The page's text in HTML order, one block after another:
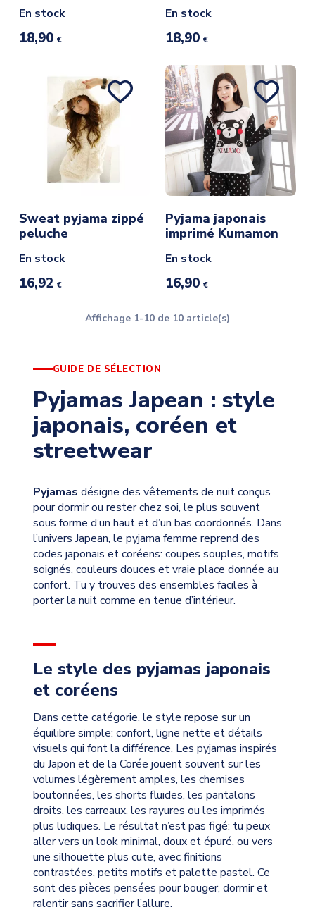
En stock
18,90 €
En stock
18,90 €
Sweat pyjama zippé
peluche
En stock
16,92 €
Pyjama japonais
imprimé Kumamon
En stock
16,90 €
Affichage 1-10 de 10 article(s)
GUIDE DE SÉLECTION
Pyjamas Japean : style
japonais, coréen et
streetwear
Pyjamas désigne des vêtements de nuit conçus
pour dormir ou rester chez soi, le plus souvent
sous forme d’un haut et d’un bas coordonnés. Dans
l’univers Japean, le pyjama femme reprend des
codes japonais et coréens: coupes souples, motifs
soignés, couleurs douces et vraie place donnée au
confort. Tu y trouves des ensembles faciles à
porter la nuit comme en tenue d’intérieur.
Le style des pyjamas japonais
et coréens
Dans cette catégorie, le style repose sur un
équilibre simple: confort, ligne nette et détails
visuels qui font la différence. Les pyjamas inspirés
du Japon et de la Corée jouent souvent sur les
volumes légèrement amples, les chemises
boutonnées, les shorts fluides, les pantalons
droits, les carreaux, les rayures ou les imprimés
plus ludiques. Le résultat n’est pas figé: tu peux
aller vers un look minimal, doux et épuré, ou vers
une silhouette plus cute, avec finitions
contrastées, petits motifs et palette pastel. Ce
sont des pièces pensées pour bouger, dormir et
ralentir sans sacrifier l’allure.